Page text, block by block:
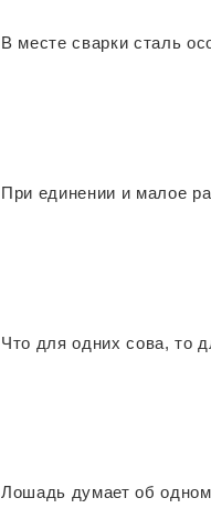
В месте сварки сталь
При единении и малое
Что для одних сова, то
Лошадь думает об